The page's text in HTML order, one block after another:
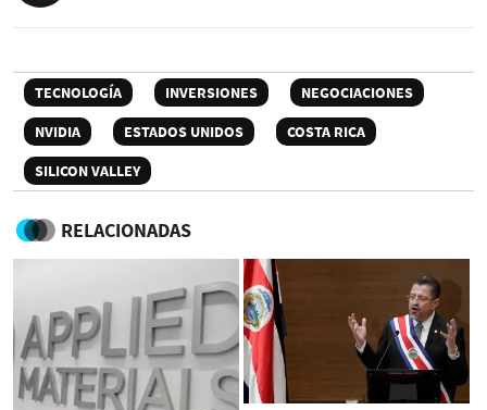
TECNOLOGÍA INVERSIONES
NEGOCIACIONES
NVIDIA
ESTADOS UNIDOS
COSTA RICA
SILICON VALLEY
RELACIONADAS